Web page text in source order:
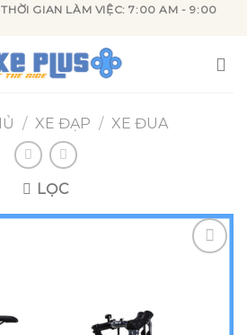
GIAN LÀM VIỆC: 7:00 AM - 9:00
/ XE ĐẠP / XE ĐUA
LỌC